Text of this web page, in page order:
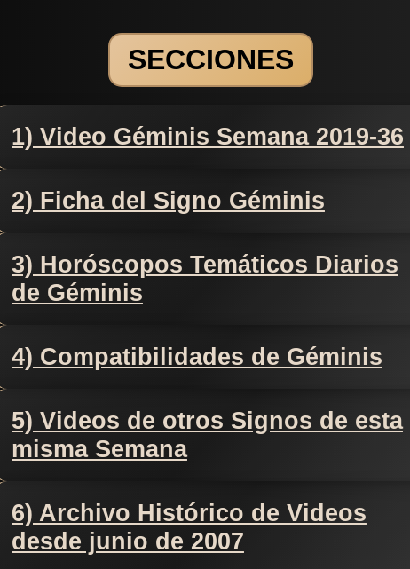
SECCIONES
1) Video Géminis Semana 2019-36
2) Ficha del Signo Géminis
3) Horóscopos Temáticos Diarios
de Géminis
4) Compatibilidades de Géminis
5) Videos de otros Signos de esta
misma Semana
6) Archivo Histórico de Videos
desde junio de 2007